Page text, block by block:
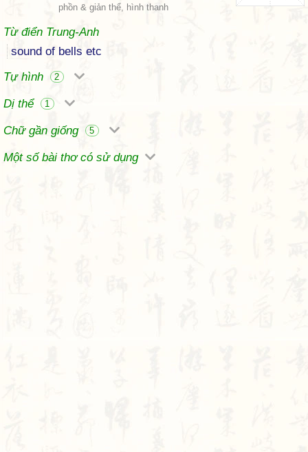
phồn & giản thể, hình thanh
Từ điển Trung-Anh
sound of bells etc
Tự hình
2
Dị thể 1
Chữ gần giống 5
Một số bài thơ có sử dụng